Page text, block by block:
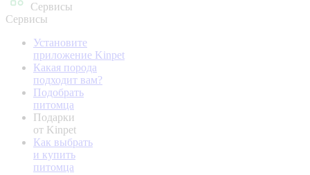
Сервисы
Сервисы
Установите
приложение Kinpet
Какая порода
подходит вам?
Подобрать
питомца
Подарки
от Kinpet
Как выбрать
и купить
питомца